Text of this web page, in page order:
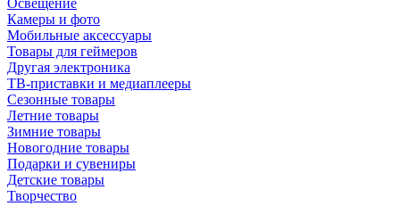
Освещение
Камеры и фото
Мобильные аксессуары
Товары для геймеров
Другая электроника
ТВ-приставки и медиаплееры
Сезонные товары
Летние товары
Зимние товары
Новогодние товары
Подарки и сувениры
Детские товары
Творчество